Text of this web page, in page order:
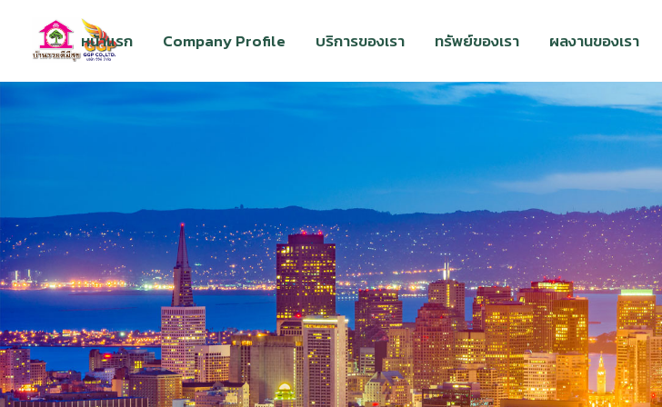
หน้าแรก Company Profile บริการของเรา ทรัพย์ของเรา ผลงานของเรา